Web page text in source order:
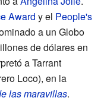
Award y el People's
a un Globo
de dólares en
a Tarrant
Loco), en la
las maravillas.